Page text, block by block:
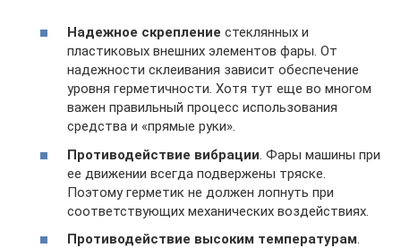
Надежное скрепление стеклянных и
пластиковых внешних элементов фары. От
надежности склеивания зависит обеспечение
уровня герметичности. Хотя тут еще во многом
важен правильный процесс использования
средства и «прямые руки».
Противодействие вибрации . Фары машины при
ее движении всегда подвержены тряске.
Поэтому герметик не должен лопнуть при
соответствующих механических воздействиях.
Противодействие высоким температурам.